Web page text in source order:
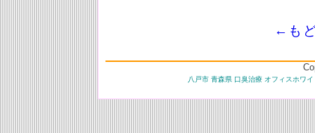
←も
八戸市 青森県 口臭治療 オフィスホワ